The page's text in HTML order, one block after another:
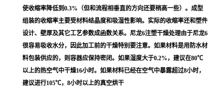
使收缩率降低到0.3%（但和流程相垂直的方向还要稍高一些）。成型
组装的收缩率主要受材料结晶度和吸湿性影响。实际的收缩率还和塑件
设计、壁厚及其它工艺参数成函数关系。尼龙6注塑干燥处理由于尼龙6
很容易吸收水分，因此加工前的干燥特别要注意。如果材料是用防水材
料包装供应的，则容器应保持密闭。如果湿度大于0.2%，建议在80℃
以上的热空气中干燥16小时。如果材料已经在空气中暴露超过8小时，
建议进行105℃，8小时以上的真空烘干